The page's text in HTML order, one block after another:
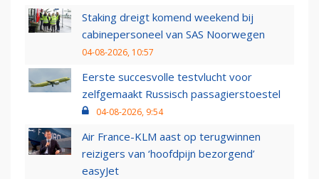
Staking dreigt komend weekend bij
cabinepersoneel van SAS Noorwegen
04-08-2026, 10:57
Eerste succesvolle testvlucht voor
zelfgemaakt Russisch passagierstoestel
04-08-2026, 9:54
Air France-KLM aast op terugwinnen
reizigers van ‘hoofdpijn bezorgend’
easyJet